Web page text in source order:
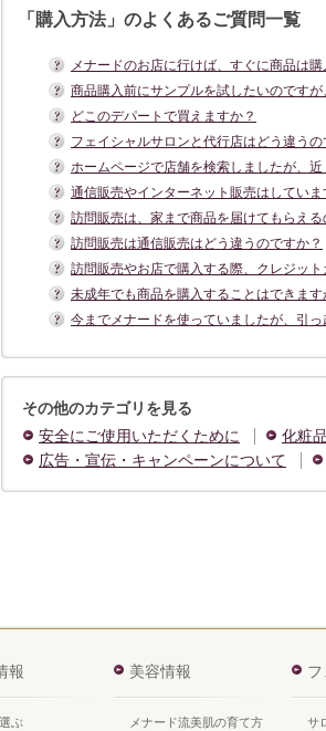
「購入方法」のよくあるご質問一覧
メナードのお店に行けば、すぐに商品は購
商品購入前にサンプルを試したいのです
どこのデパートで買えますか？
フェイシャルサロンと代行店はどう違うの
ホームページで店舗を検索しましたが、
通信販売やインターネット販売はしていま
訪問販売は、家まで商品を届けてもらえる
訪問販売は通信販売はどう違うのですか？
訪問販売やお店で購入する際、クレジット
未成年でも商品を購入することはできます
今までメナードを使っていましたが、引
その他のカテゴリを見る
安全にご使用いただくために
化粧
広告・宣伝・キャンペーンについて
報
ぶ
美容情報
メナード流美肌の育て方 サ